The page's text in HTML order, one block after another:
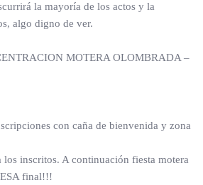
la mayoría de los actos y la
algo digno de ver.
MOTERA OLOMBRADA –
con caña de bienvenida y zona
los inscritos. A continuación fiesta motera
final!!!